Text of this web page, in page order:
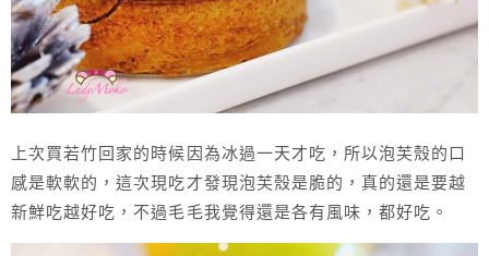
上次買若竹回家的時候因為冰過一天才吃，所以泡芙殼的口
感是軟軟的，這次現吃才發現泡芙殼是脆的，真的還是要越
新鮮吃越好吃，不過毛毛我覺得還是各有風味，都好吃。